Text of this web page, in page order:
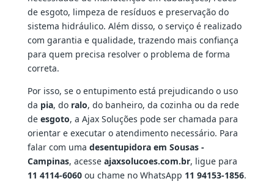
de esgoto, limpeza de resíduos e preservação do
sistema hidráulico. Além disso, o serviço é realizado
com garantia e qualidade, trazendo mais confiança
para quem precisa resolver o problema de forma
correta.
Por isso, se o entupimento está prejudicando o uso
da pia, do ralo, do banheiro, da cozinha ou da rede
de esgoto, a Ajax Soluções pode ser chamada para
orientar e executar o atendimento necessário. Para
falar com uma desentupidora em Sousas -
Campinas, acesse ajaxsolucoes.com.br, ligue para
11 4114-6060ou chame no WhatsApp 11 94153-1856.